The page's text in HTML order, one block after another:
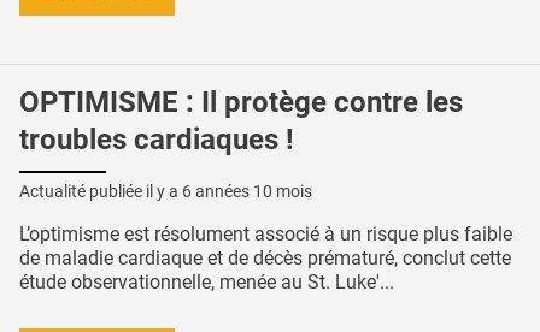
OPTIMISME : Il protège contre les
troubles cardiaques !
Actualité publiée il y a 6 années 10 mois
L’optimisme est résolument associé à un risque plus faible
de maladie cardiaque et de décès prématuré, conclut cette
étude observationnelle, menée au St. Luke'...